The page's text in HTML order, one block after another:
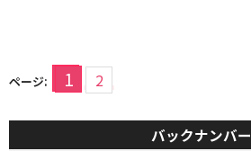
ページ: 1 2
バックナンバー